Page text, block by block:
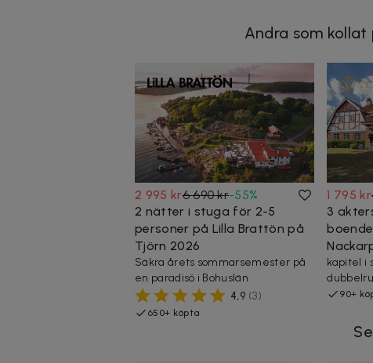
Andra som
2 995 kr6 690 kr-55%
2 nätter i stuga för 2-5
personer på Lilla Brattön på
Tjörn 2026
Säkra årets sommarsemester på
en paradisö i Bohuslän
4,9 (3)
650+ köpta
1 795 kr
3
kapitel i
90+